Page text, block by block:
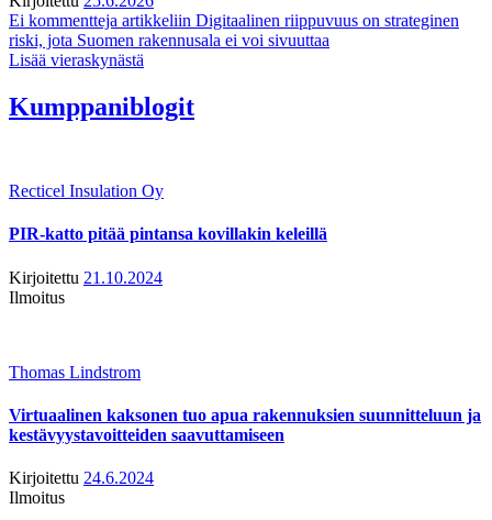
Ei kommentteja artikkeliin Digitaalinen riippuvuus on strateginen
riski, jota Suomen rakennusala ei voi sivuuttaa
Lisää vieraskynästä
Kumppaniblogit
Recticel Insulation Oy
PIR-katto pitää pintansa kovillakin keleillä
Kirjoitettu 21.10.2024
Ilmoitus
Thomas Lindstrom
Virtuaalinen kaksonen tuo apua rakennuksien suunnitteluun ja
kestävyystavoitteiden saavuttamiseen
Kirjoitettu 24.6.2024
Ilmoitus